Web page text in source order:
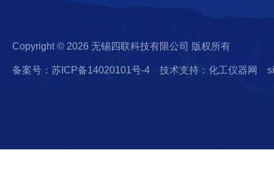
Copyright © 2026 无锡四联科技有限公司 版权所有
备案号：苏ICP备14020101号-4 技术支持：化工仪器网